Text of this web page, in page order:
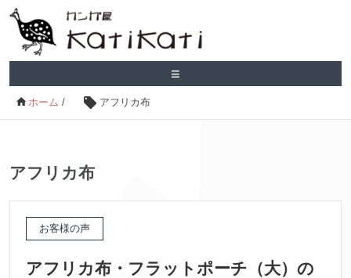
≡
ホーム / アフリカ布
アフリカ布
お客様の声
アフリカ布・フラットポーチ（大）の